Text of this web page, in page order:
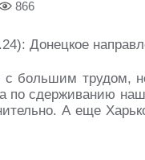
866
большим трудом,
по сдерживанию
А еще